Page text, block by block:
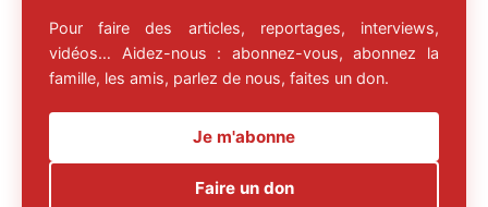
Pour faire des articles, reportages, interviews,
vidéos… Aidez-nous : abonnez-vous, abonnez la
famille, les amis, parlez de nous, faites un don.
Je m'abonne
Faire un don